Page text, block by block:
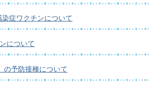
症ワクチンについて
について
の予防接種について